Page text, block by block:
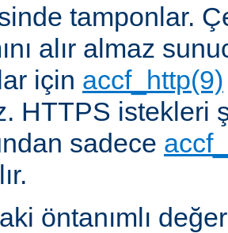
tamponlar.
alır almaz
için accf_http(9)
HTTPS istekleri
sadece
öntanımlı